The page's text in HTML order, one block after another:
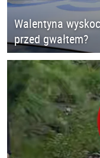
Walentyna
przed gwałtem?